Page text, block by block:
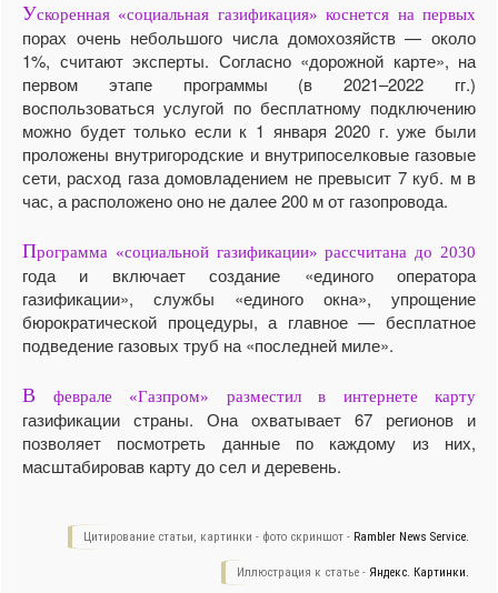
Ускоренная «социальная газификация» коснется на первых
порах очень небольшого числа домохозяйств — около
1%, считают эксперты. Согласно «дорожной карте», на
первом этапе программы (в 2021–2022 гг.)
воспользоваться услугой по бесплатному подключению
можно будет только если к 1 января 2020 г. уже были
проложены внутригородские и внутрипоселковые газовые
сети, расход газа домовладением не превысит 7 куб. м в
час, а расположено оно не далее 200 м от газопровода.
Программа «социальной газификации» рассчитана до 2030
года и включает создание «единого оператора
газификации», службы «единого окна», упрощение
бюрократической процедуры, а главное — бесплатное
подведение газовых труб на «последней миле».
В феврале «Газпром» разместил в интернете карту
газификации страны. Она охватывает 67 регионов и
позволяет посмотреть данные по каждому из них,
масштабировав карту до сел и деревень.
Цитирование статьи, картинки - фото скриншот - Rambler News Service.
Иллюстрация к статье - Яндекс. Картинки.